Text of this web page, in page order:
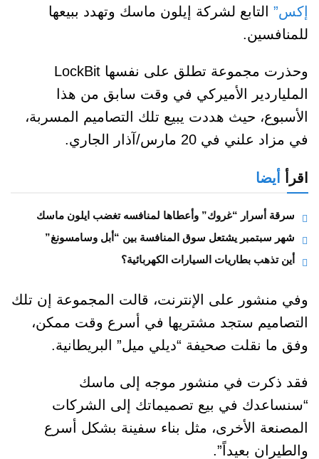
إكس” التابع لشركة إيلون ماسك وتهدد ببيعها
للمنافسين.
وحذرت مجموعة تطلق على نفسها LockBit
الملياردير الأميركي في وقت سابق من هذا
الأسبوع، حيث هددت يبيع تلك التصاميم المسربة،
في مزاد علني في 20 مارس/آذار الجاري.
اقرأ أيضا
سرقة أسرار “غروك” وأعطاها لمنافسه تغضب ايلون ماسك
شهر سبتمبر يشتعل سوق المنافسة بين “أبل وسامسونغ”
أين تذهب بطاريات السيارات الكهربائية؟
وفي منشور على الإنترنت، قالت المجموعة إن تلك
التصاميم ستجد مشتريها في أسرع وقت ممكن،
وفق ما نقلت صحيفة “ديلي ميل” البريطانية.
فقد ذكرت في منشور موجه إلى ماسك
“سنساعدك في بيع تصميماتك إلى الشركات
المصنعة الأخرى، مثل بناء سفينة بشكل أسرع
والطيران بعيداً”.